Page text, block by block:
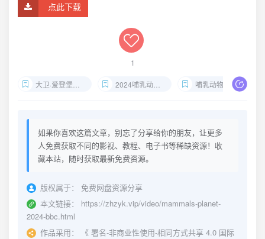
点此下载
1
大卫·爱登堡哺乳动物星球纪录片 2024哺乳动物星球优酷 哺乳动物生存策略
如果你喜欢这篇文章，别忘了分享给你的朋友，让更多
人免费获取不同的影视、教程、电子书等稀缺资源！收
藏本站，随时获取最新免费资源。
版权属于：
免费网盘资源分享
本文链接：
https://zhzyk.vip/video/mammals-planet-
2024-bbc.html
作品采用：
《 署名-非商业性使用-相同方式共享 4.0 国际